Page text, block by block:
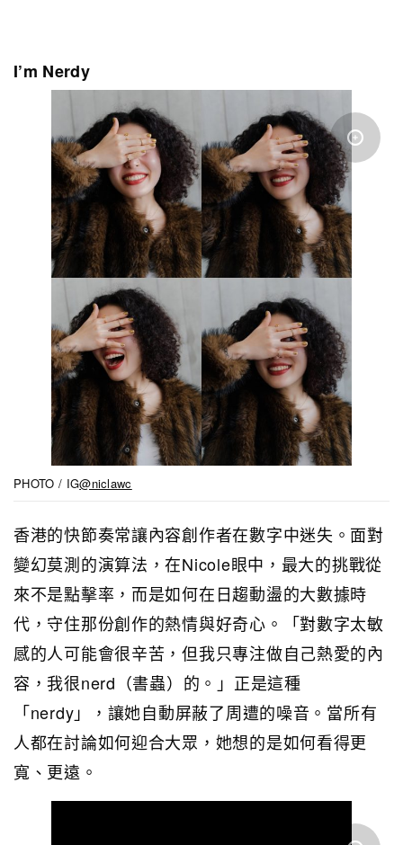
I’m Nerdy
PHOTO / IG@niclawc
香港的快節奏常讓內容創作者在數字中迷失。面對
變幻莫測的演算法，在Nicole眼中，最大的挑戰從
來不是點擊率，而是如何在日趨動盪的大數據時
代，守住那份創作的熱情與好奇心。
「對數字太敏
感的人可能會很辛苦，但我只專注做自己熱愛的內
容，我很nerd（書蟲）的。」正是這種
「nerdy」，讓她自動屏蔽了周遭的噪音。當所有
人都在討論如何迎合大眾，她想的是如何看得更
寬、更遠。